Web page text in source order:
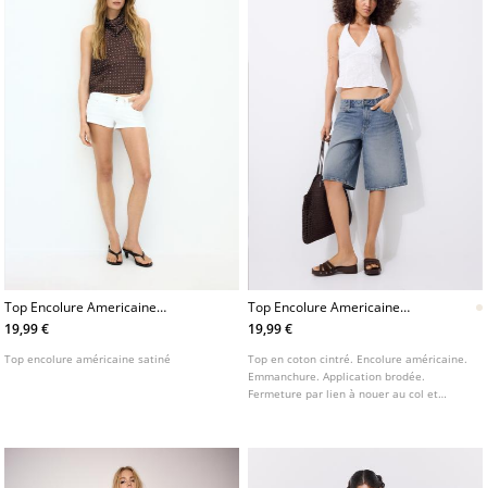
Top Encolure Americaine
Satine
19,99 €
Top encolure américaine satiné
Top Encolure Americaine
Brode
19,99 €
Top en coton cintré. Encolure américaine.
Emmanchure. Application brodée.
Fermeture par lien à nouer au col et